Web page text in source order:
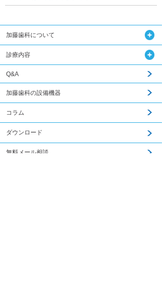
加藤歯科について
診療内容
Q&A
加藤歯科の設備機器
コラム
ダウンロード
無料メール相談